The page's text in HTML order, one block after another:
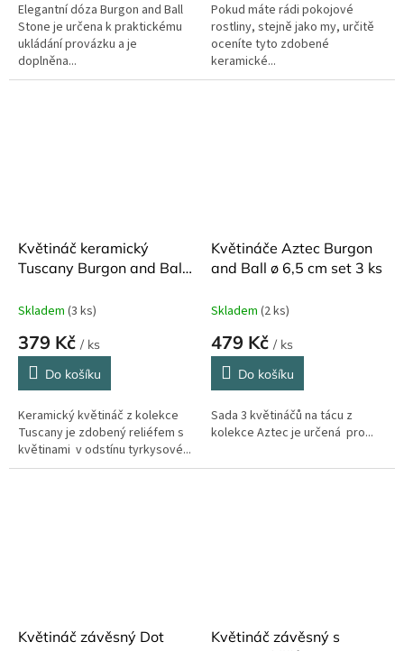
Elegantní dóza Burgon and Ball
Stone je určena k praktickému
ukládání provázku a je
doplněna...
Pokud máte rádi pokojové
rostliny, stejně jako my, určitě
oceníte tyto zdobené
keramické...
Květináč keramický
Tuscany Burgon and Ball
Skladem (3 ks)
379 Kč / ks
Do košíku
Keramický květináč z kolekce
Tuscany je zdobený reliéfem s
květinami v odstínu tyrkysové...
Květináče Aztec Burgon
and Ball ø 6,5 cm set 3 ks
Skladem (2 ks)
479 Kč / ks
Do košíku
Sada 3 květináčů na tácu z
kolekce Aztec je určená pro...
Květináč závěsný Dot
Květináč závěsný s